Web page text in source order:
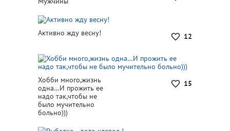
12
Активно жду весну!
15
Хобби много,жизнь
одна…И прожить ее
надо так,чтобы не
было мучительно
больно)))